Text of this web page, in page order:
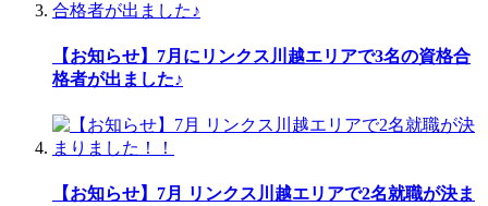
【お知らせ】7月にリンクス川越エリアで3名の資格合
格者が出ました♪
【お知らせ】7月 リンクス川越エリアで2名就職が決ま